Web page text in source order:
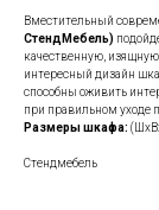
Вместительный
СтендМебель)
качественную,
интересный дизайн
способны оживить
при правильном уходе
Размеры шкафа:
Стендмебель